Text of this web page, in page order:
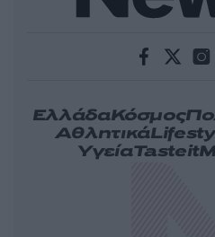
ΕλλάδαΚόσμος
Αθλητικά
ΥγείαTasteit